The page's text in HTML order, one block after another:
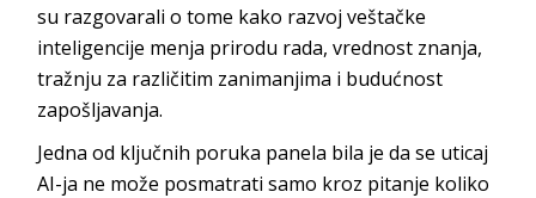
su razgovarali o tome kako razvoj veštačke
inteligencije menja prirodu rada, vrednost znanja,
tražnju za različitim zanimanjima i budućnost
zapošljavanja.
Jedna od ključnih poruka panela bila je da se uticaj
AI-ja ne može posmatrati samo kroz pitanje koliko